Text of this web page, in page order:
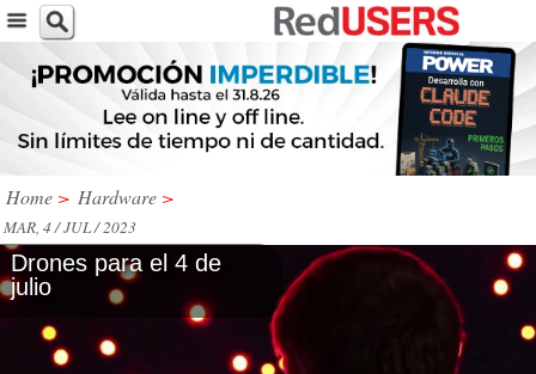
Home > Hardware >
MAR, 4 / JUL / 2023
Drones para el 4 de
julio